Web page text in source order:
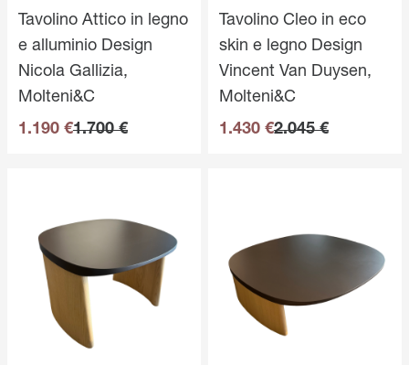
Tavolino Attico in legno
e alluminio Design
Nicola Gallizia,
Molteni&C
1.190 €1.700 €
Tavolino Cleo in eco
skin e legno Design
Vincent Van Duysen,
Molteni&C
1.430 €2.045 €